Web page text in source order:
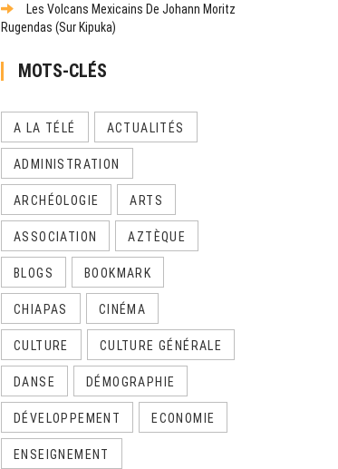
Les Volcans Mexicains De Johann Moritz
Rugendas (sur Kipuka)
MOTS-CLÉS
A LA TÉLÉ ACTUALITÉS
ADMINISTRATION
ARCHÉOLOGIE ARTS
ASSOCIATION AZTÈQUE
BLOGS BOOKMARK
CHIAPAS CINÉMA
CULTURE CULTURE GÉNÉRALE
DANSE DÉMOGRAPHIE
DÉVELOPPEMENT ECONOMIE
ENSEIGNEMENT